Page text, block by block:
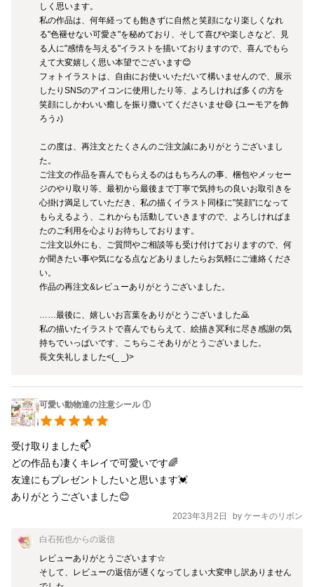
しく思います。
私の作品は、何年経っても飽きずに自然と笑顔になり楽しくなれ
る"色褪せない可愛さ"を秘めており、そして喜びや楽しさなど、見
る人に"感情を与える"イラストを描いておりますので、喜んでもら
えて大変嬉しく思い本望でございます😊
フォトイラストは、自由にお使いいただいて構いませんので、展示
したりSNSのアイコンに使用したり等、よろしければ多くの方を
笑顔にしかわいい癒しを振り撒いてくださいませ😄 {ユーモアを飾
ろう♪)
この度は、再注文とたくさんのご注文誠にありがとうございまし
た。
ご注文の作品を喜んでもらえるのはもちろんの事、梱包やメッセー
ジのやり取り等、最初から最後まで丁寧で気持ちの良いお取引きを
心掛け満足していただき、私の描くイラスト同様に"笑顔"になって
もらえるよう、これからも活動していきますので、よろしければま
たのご利用を心よりお待ちしております。
ご注文以外にも、ご質問やご相談等も受け付けておりますので、何
か聞きたい事や気になる点などありましたらお気軽にご連絡くださ
い。
作品の再注文&レビューありがとうございました。
……最後に、嬉しいお言葉をありがとうございました🙇
私の描いたイラストで喜んでもらえて、絵描き冥利に尽き感謝の気
持ちでいっぱいです、こちらこそありがとうございました。
長文失礼しました<(_ _)>
可愛い動物達の注意シール ①
受け取りました📫
どの作品も凄くキレイで可愛いです🌈
友達にもプレゼントしたいと思います💓
ありがとうございました😊
2023年3月2日 by ケーキのリボン
白石拓也からの返信
レビューありがとうございます☆
そして、レビューの返信が遅くなってしまい大変申し訳ありません